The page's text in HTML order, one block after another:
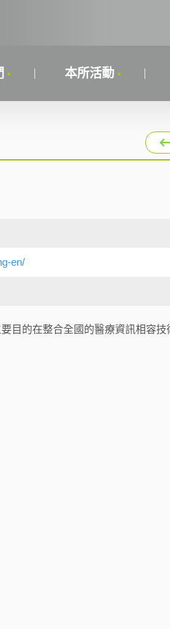
本所活動
en/
目的在整合全國的醫療資訊相容技